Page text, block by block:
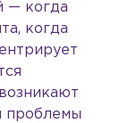
— когда
когда
проблемы